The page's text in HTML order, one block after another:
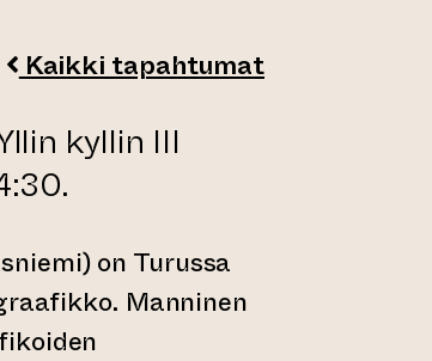
Kaikki tapahtumat
kyllin III
on Turussa
Manninen